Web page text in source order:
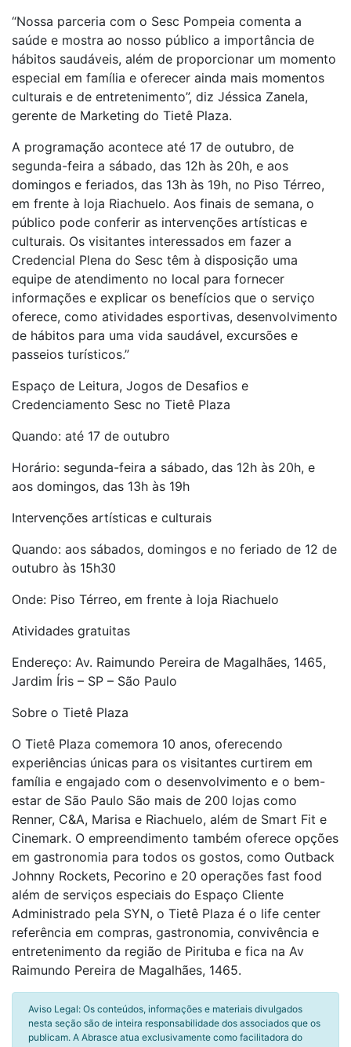
“Nossa parceria com o Sesc Pompeia comenta a
saúde e mostra ao nosso público a importância de
hábitos saudáveis, além de proporcionar um momento
especial em família e oferecer ainda mais momentos
culturais e de entretenimento”, diz Jéssica Zanela,
gerente de Marketing do Tietê Plaza.
A programação acontece até 17 de outubro, de
segunda-feira a sábado, das 12h às 20h, e aos
domingos e feriados, das 13h às 19h, no Piso Térreo,
em frente à loja Riachuelo. Aos finais de semana, o
público pode conferir as intervenções artísticas e
culturais. Os visitantes interessados em fazer a
Credencial Plena do Sesc têm à disposição uma
equipe de atendimento no local para fornecer
informações e explicar os benefícios que o serviço
oferece, como atividades esportivas, desenvolvimento
de hábitos para uma vida saudável, excursões e
passeios turísticos.”
Espaço de Leitura, Jogos de Desafios e
Credenciamento Sesc no Tietê Plaza
Quando: até 17 de outubro
Horário: segunda-feira a sábado, das 12h às 20h, e
aos domingos, das 13h às 19h
Intervenções artísticas e culturais
Quando: aos sábados, domingos e no feriado de 12 de
outubro às 15h30
Onde: Piso Térreo, em frente à loja Riachuelo
Atividades gratuitas
Endereço: Av. Raimundo Pereira de Magalhães, 1465,
Jardim Íris – SP – São Paulo
Sobre o Tietê Plaza
O Tietê Plaza comemora 10 anos, oferecendo
experiências únicas para os visitantes curtirem em
família e engajado com o desenvolvimento e o bem-
estar de São Paulo São mais de 200 lojas como
Renner, C&A, Marisa e Riachuelo, além de Smart Fit e
Cinemark. O empreendimento também oferece opções
em gastronomia para todos os gostos, como Outback
Johnny Rockets, Pecorino e 20 operações fast food
além de serviços especiais do Espaço Cliente
Administrado pela SYN, o Tietê Plaza é o life center
referência em compras, gastronomia, convivência e
entretenimento da região de Pirituba e fica na Av
Raimundo Pereira de Magalhães, 1465.
Aviso Legal: Os conteúdos, informações e materiais divulgados
nesta seção são de inteira responsabilidade dos associados que os
publicam. A Abrasce atua exclusivamente como facilitadora do